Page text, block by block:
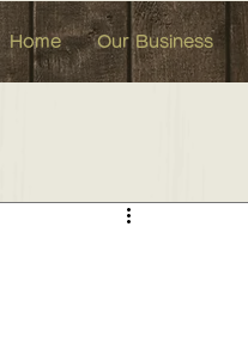
Home Our Business
形 イベント イベント参加